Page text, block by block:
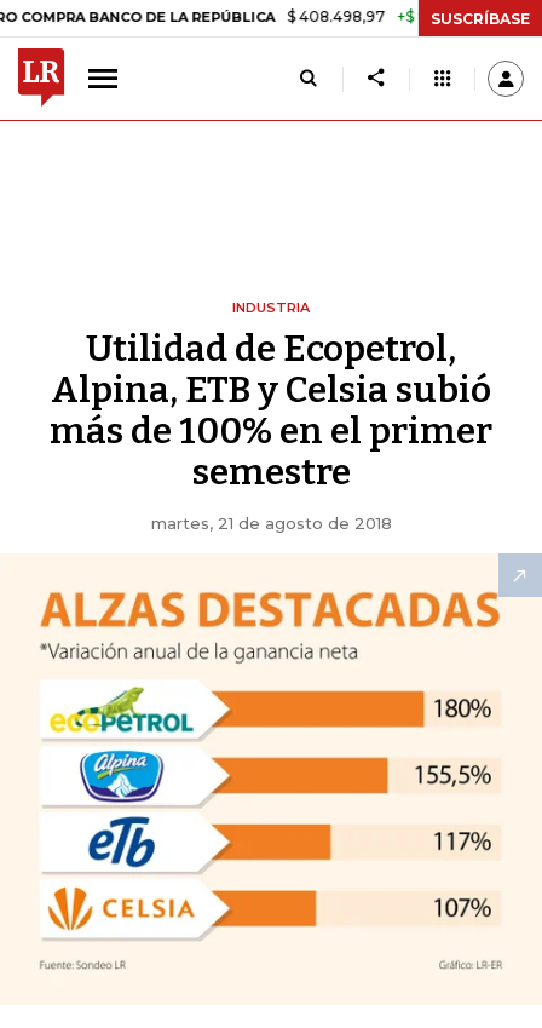
BANCO DE LA REPÚBLICA $ 408.498,97 +$ 8.753,81 +2,19%
SUSCRÍBASE
INDUSTRIA
Utilidad de Ecopetrol,
Alpina, ETB y Celsia subió
más de 100% en el primer
semestre
martes, 21 de agosto de 2018